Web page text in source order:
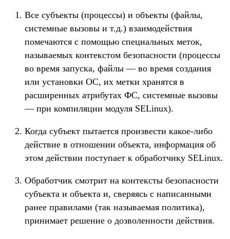
Все субъекты (процессы) и объекты (файлы,
системные вызовы и т.д.) взаимодействия
помечаются с помощью специальных меток,
называемых контекстом безопасности (процессы
во время запуска, файлы — во время создания
или установки ОС, их метки хранятся в
расширенных атрибутах ФС, системные вызовы
— при компиляции модуля SELinux).
Когда субъект пытается произвести какое-либо
действие в отношении объекта, информация об
этом действии поступает к обработчику SELinux.
Обработчик смотрит на контексты безопасности
субъекта и объекта и, сверяясь с написанными
ранее правилами (так называемая политика),
принимает решение о дозволенности действия.